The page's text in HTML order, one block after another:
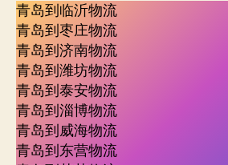
青岛到临沂物流
青岛到枣庄物流
青岛到济南物流
青岛到潍坊物流
青岛到泰安物流
青岛到淄博物流
青岛到威海物流
青岛到东营物流